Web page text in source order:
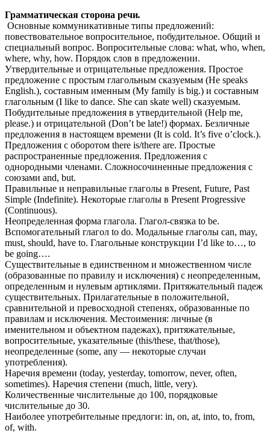
Грамматическая сторона речи.
Основные коммуникативные типы предложений:
повествовательное вопросительное, побудительное. Общий и
специальный вопрос. Вопросительные слова: what, who, when,
where, why, how. Порядок слов в предложении.
Утвердительные и отрицательные предложения. Простое
предложение с простым глагольным сказуемым (He speaks
English.), составным именным (My family is big.) и составным
глагольным (I like to dance. She can skate well) сказуемым.
Побудительные предложения в утвердительной (Help me,
please.) и отрицательной (Don’t be late!) формах. Безличные
предложения в настоящем времени (It is cold. It’s five o’clock.).
Предложения с оборотом there is/there are. Простые
распространенные предложения. Предложения с
однородными членами. Сложносочиненные предложения с
союзами and, but.
Правильные и неправильные глаголы в Present, Future, Past
Simple (Indefinite). Некоторые глаголы в Present Progressive
(Continuous).
Неопределенная форма глагола. Глагол-связка to be.
Вспомогательный глагол to do. Модальные глаголы can, may,
must, should, have to. Глагольные конструкции I’d like to…, to
be going….
Существительные в единственном и множественном числе
(образованные по правилу и исключения) c неопределенным,
определенным и нулевым артиклями. Притяжательный падеж
существительных. Прилагательные в положительной,
сравнительной и превосходной степенях, образованные по
правилам и исключения. Местоимения: личные (в
именительном и объектном падежах), притяжательные,
вопросительные, указательные (this/these, that/those),
неопределенные (some, any — некоторые случаи
употребления).
Наречия времени (today, yesterday, tomorrow, never, often,
sometimes). Наречия степени (much, little, very).
Количественные числительные до 100, порядковые
числительные до 30.
Наиболее употребительные предлоги: in, on, at, into, to, from,
of, with.